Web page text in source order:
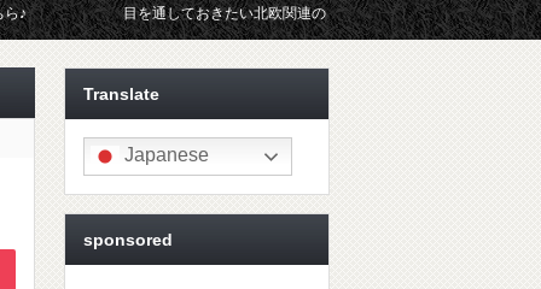
目を通しておきたい北欧関連のイベント！ 北欧らしいギフトをお
Translate
Japanese
sponsored